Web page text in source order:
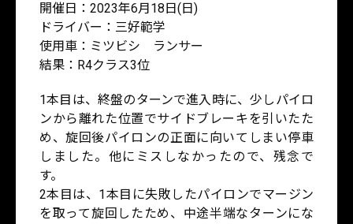
開催日：2023年6月18日(日)
ドライバー：三好範学
使用車：ミツビシ ランサー
結果：R4クラス3位
1本目は、終盤のターンで進入時に、少しパイロ
ンから離れた位置でサイドブレーキを引いたた
め、旋回後パイロンの正面に向いてしまい停車
しました。他にミスしなかったので、残念で
す。
2本目は、1本目に失敗したパイロンでマージン
を取って旋回したため、中途半端なターンにな